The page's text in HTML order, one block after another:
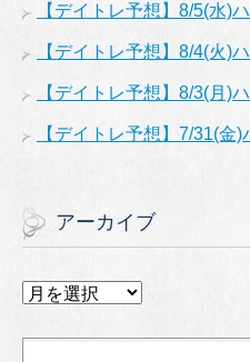
【デイトレ予想】8/5(水)
【デイトレ予想】8/4(火)
【デイトレ予想】8/3(月)
【デイトレ予想】7/31(金
アーカイブ
ア
カ